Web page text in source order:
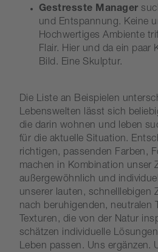
Gestresste Manager
und Entspannung. Keine
Hochwertiges Ambiente
Flair. Hier und da ein paar
Bild. Eine Skulptur.
Die Liste an Beispielen
Lebenswelten lässt sich
die darin wohnen und leben
für die aktuelle Situation.
richtigen, passenden Farben,
machen in Kombination unser
außergewöhnlich und
unserer lauten, schnelllebigen
nach beruhigenden, neutralen
Texturen, die von der Natur
schätzen individuelle
Leben passen. Uns ergänzen.